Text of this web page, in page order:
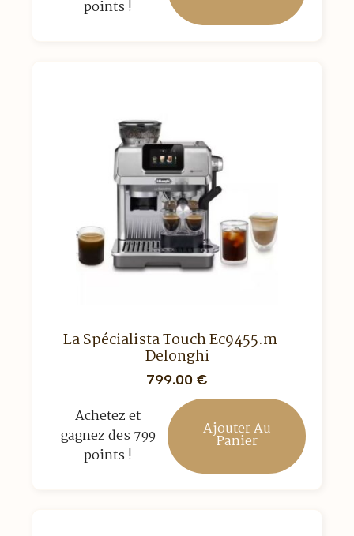
points !
La Spécialista Touch Ec9455.m –
Delonghi
799.00 €
Achetez et
gagnez des 799
points !
Ajouter Au
Panier